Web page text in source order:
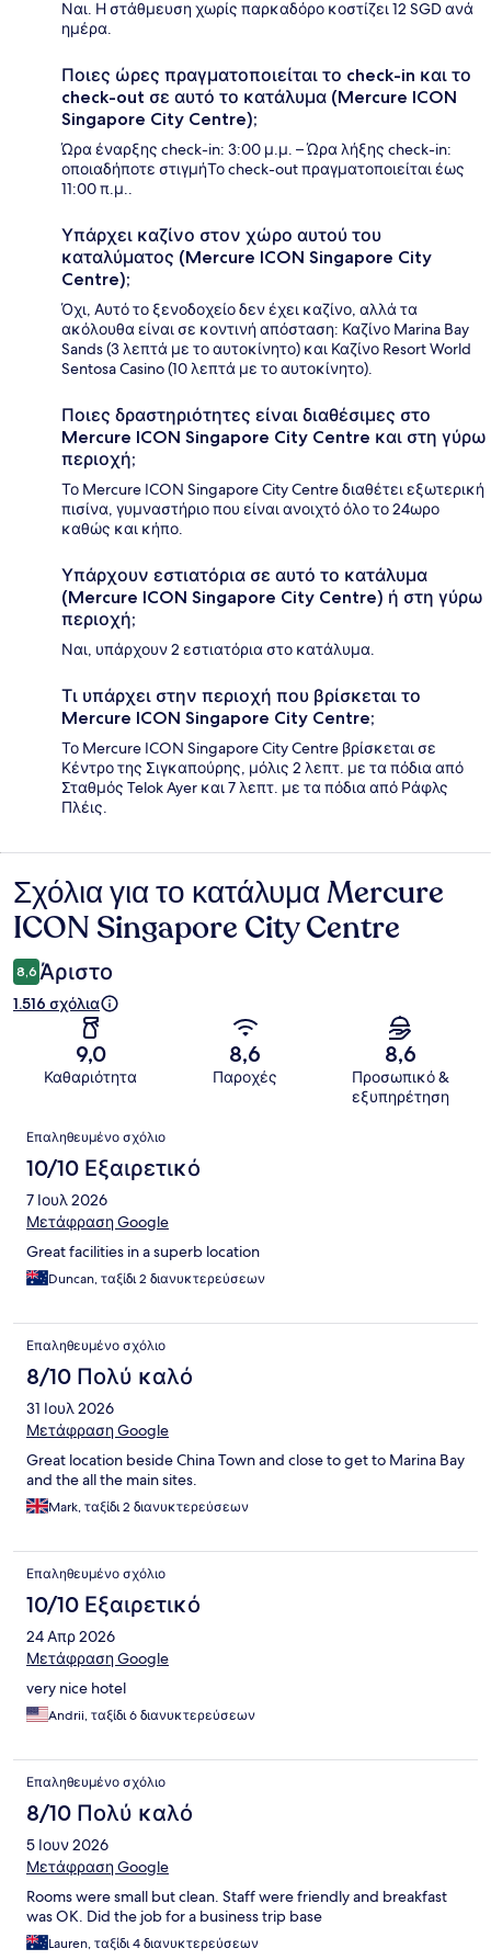
Ναι. Η στάθμευση χωρίς παρκαδόρο κοστίζει 12 SGD ανά
ημέρα.
Ποιες ώρες πραγματοποιείται το check-in και το
check-out σε αυτό το κατάλυμα (Mercure ICON
Singapore City Centre);
Ώρα έναρξης check-in: 3:00 μ.μ. – Ώρα λήξης check-in:
οποιαδήποτε στιγμήΤο check-out πραγματοποιείται έως
11:00 π.μ..
Υπάρχει καζίνο στον χώρο αυτού του
καταλύματος (Mercure ICON Singapore City
Centre);
Όχι, Αυτό το ξενοδοχείο δεν έχει καζίνο, αλλά τα
ακόλουθα είναι σε κοντινή απόσταση: Καζίνο Marina Bay
Sands (3 λεπτά με το αυτοκίνητο) και Καζίνο Resort World
Sentosa Casino (10 λεπτά με το αυτοκίνητο).
Ποιες δραστηριότητες είναι διαθέσιμες στο
Mercure ICON Singapore City Centre και στη γύρω
περιοχή;
Το Mercure ICON Singapore City Centre διαθέτει εξωτερική
πισίνα, γυμναστήριο που είναι ανοιχτό όλο το 24ωρο
καθώς και κήπο.
Υπάρχουν εστιατόρια σε αυτό το κατάλυμα
(Mercure ICON Singapore City Centre) ή στη γύρω
περιοχή;
Ναι, υπάρχουν 2 εστιατόρια στο κατάλυμα.
Τι υπάρχει στην περιοχή που βρίσκεται το
Mercure ICON Singapore City Centre;
Το Mercure ICON Singapore City Centre βρίσκεται σε
Κέντρο της Σιγκαπούρης, μόλις 2 λεπτ. με τα πόδια από
Σταθμός Telok Ayer και 7 λεπτ. με τα πόδια από Ράφλς
Πλέις.
Σχόλια
Σχόλια για το κατάλυμα Mercure
ICON Singapore City Centre
8,6 Άριστο
1.516 σχόλια
9,0
Καθαριότητα
8,6
Παροχές
8,6
Προσωπικό &
εξυπηρέτηση
Σχόλια
Επαληθευμένο σχόλιο
10/10 Εξαιρετικό
7 Ιουλ 2026
Μετάφραση Google
Great facilities in a superb location
Duncan, ταξίδι 2 διανυκτερεύσεων
Επαληθευμένο σχόλιο
8/10 Πολύ καλό
31 Ιουλ 2026
Μετάφραση Google
Great location beside China Town and close to get to Marina Bay
and the all the main sites.
Mark, ταξίδι 2 διανυκτερεύσεων
Επαληθευμένο σχόλιο
10/10 Εξαιρετικό
24 Απρ 2026
Μετάφραση Google
very nice hotel
Andrii, ταξίδι 6 διανυκτερεύσεων
Επαληθευμένο σχόλιο
8/10 Πολύ καλό
5 Ιουν 2026
Μετάφραση Google
Rooms were small but clean. Staff were friendly and breakfast
was OK. Did the job for a business trip base
Lauren, ταξίδι 4 διανυκτερεύσεων